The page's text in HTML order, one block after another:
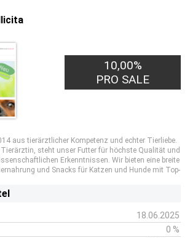
10,00%
PRO SALE
aus tierärztlicher Kompetenz und echter Tierliebe.
steht unser Futter für höchste Qualität und
Erkenntnissen. Wir bieten eine breite
und Snacks für Katzen und Hunde mit Top-
18.06.2025
0 %